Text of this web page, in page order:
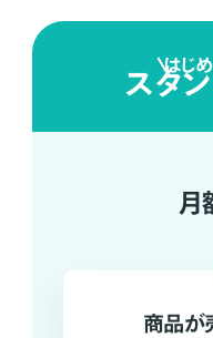
はじ
スタ
月
商品が